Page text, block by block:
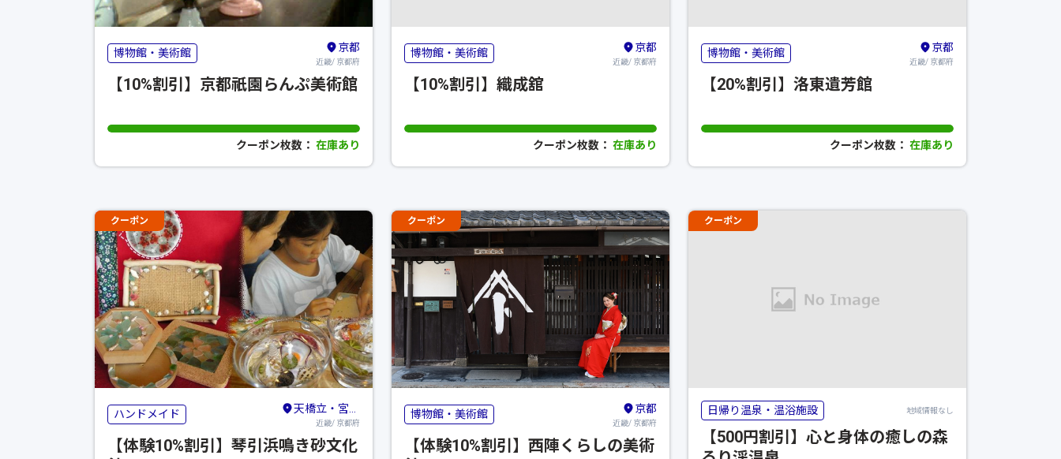
博物館・美術館 京都
近畿/ 京都府
【10%割引】京都祇園らんぷ美術館
クーポン枚数： 在庫あり
博物館・美術館 京都
近畿/ 京都府
【10%割引】織成舘
クーポン枚数： 在庫あり
博物館・美術館 京都
近畿/ 京都府
【20%割引】洛東遺芳館
クーポン枚数： 在庫あり
クーポン
ハンドメイド 天橋立・宮津・舞鶴・丹後・久美浜
近畿/ 京都府
【体験10%割引】琴引浜鳴き砂文化
クーポン
博物館・美術館 京都
近畿/ 京都府
【体験10%割引】西陣くらしの美術
クーポン
日帰り温泉・温浴施設 地域情報なし
【500円割引】心と身体の癒しの森